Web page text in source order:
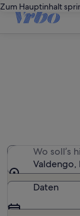
Zum Hauptinhalt
Wo soll’s
Valdengo,
Daten